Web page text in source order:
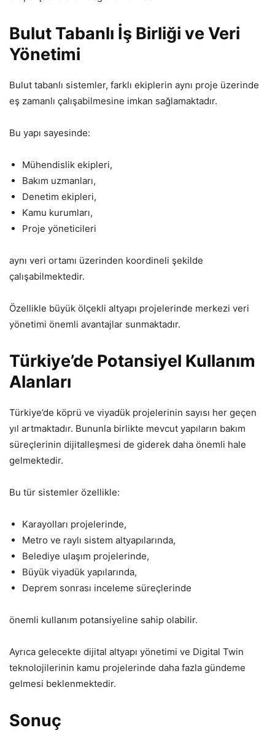
Bulut Tabanlı İş Birliği ve Veri
Yönetimi
Bulut tabanlı sistemler, farklı ekiplerin aynı proje üzerinde
eş zamanlı çalışabilmesine imkan sağlamaktadır.
Bu yapı sayesinde:
Mühendislik ekipleri,
Bakım uzmanları,
Denetim ekipleri,
Kamu kurumları,
Proje yöneticileri
aynı veri ortamı üzerinden koordineli şekilde
çalışabilmektedir.
Özellikle büyük ölçekli altyapı projelerinde merkezi veri
yönetimi önemli avantajlar sunmaktadır.
Türkiye’de Potansiyel Kullanım
Alanları
Türkiye’de köprü ve viyadük projelerinin sayısı her geçen
yıl artmaktadır. Bununla birlikte mevcut yapıların bakım
süreçlerinin dijitalleşmesi de giderek daha önemli hale
gelmektedir.
Bu tür sistemler özellikle:
Karayolları projelerinde,
Metro ve raylı sistem altyapılarında,
Belediye ulaşım projelerinde,
Büyük viyadük yapılarında,
Deprem sonrası inceleme süreçlerinde
önemli kullanım potansiyeline sahip olabilir.
Ayrıca gelecekte dijital altyapı yönetimi ve Digital Twin
teknolojilerinin kamu projelerinde daha fazla gündeme
gelmesi beklenmektedir.
Sonuç